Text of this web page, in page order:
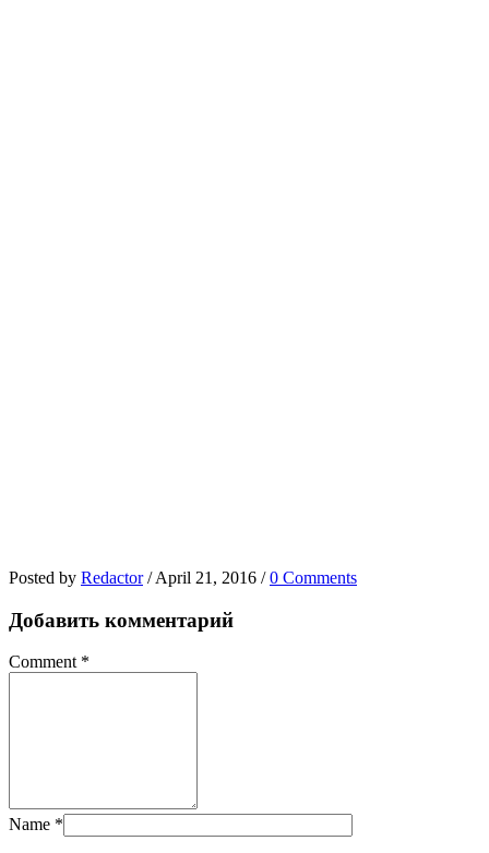
Posted by Redactor / April 21, 2016 / 0 Comments
Добавить комментарий
Comment *
Name *